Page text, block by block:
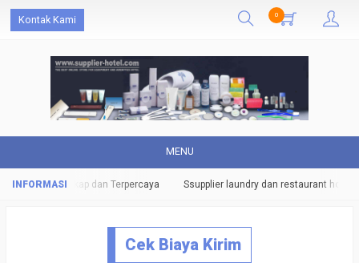
Kontak Kami 0
MENU
Hotel Terlengkap dan Terpercaya Ssupplier laundry dan restaurant hotel.
Cek Biaya Kirim